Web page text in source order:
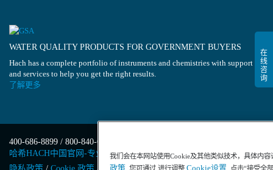
WATER QUALITY PRODUCTS FOR GOVERNMENT BUYERS
Hach has a complete portfolio of instruments and chemistries with support
and services to help you get the right results.
了解更多
400-686-8899 / 800-840-6026
哈希HACH中国官网-专业水质分析仪器我们会在本网站使用Cookie及其他类似技术，具体内
政策 , 您可通过 进行调整 Cookie设置 . 点击“接受全